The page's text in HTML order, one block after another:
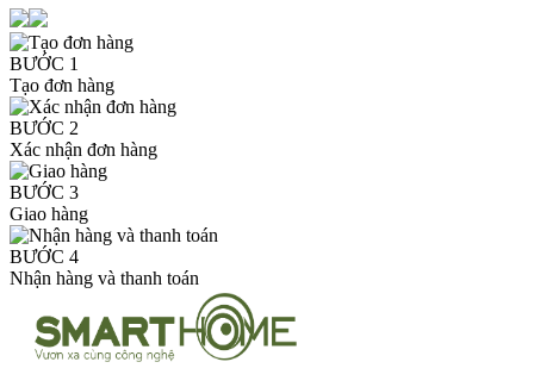
BƯỚC 1
Tạo đơn hàng
BƯỚC 2
Xác nhận đơn hàng
BƯỚC 3
Giao hàng
BƯỚC 4
Nhận hàng và thanh toán